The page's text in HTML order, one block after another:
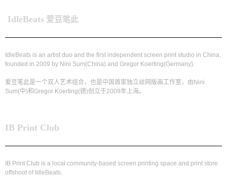
IdleBeats 爱豆笔此
IdleBeats is an artist duo and the first independent screen print studio in China,
founded in 2009 by Nini Sum(China) and Gregor Koerting(Germany).
爱豆笔此是一个双人艺术组合，也是中国首家独立丝网版画工作室，由Nini
Sum(中)和Gregor Koerting(德)创立于2009年上海。
IB Print Club
IB Print Club is a local community-based screen printing space and print store
offshoot of IdleBeats.